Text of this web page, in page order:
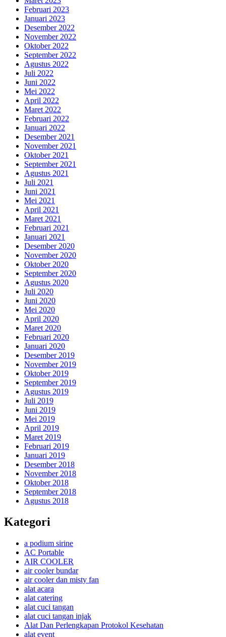
Februari 2023
Januari 2023
Desember 2022
November 2022
Oktober 2022
September 2022
Agustus 2022
Juli 2022
Juni 2022
Mei 2022
April 2022
Maret 2022
Februari 2022
Januari 2022
Desember 2021
November 2021
Oktober 2021
September 2021
Agustus 2021
Juli 2021
Juni 2021
Mei 2021
April 2021
Maret 2021
Februari 2021
Januari 2021
Desember 2020
November 2020
Oktober 2020
September 2020
Agustus 2020
Juli 2020
Juni 2020
Mei 2020
April 2020
Maret 2020
Februari 2020
Januari 2020
Desember 2019
November 2019
Oktober 2019
September 2019
Agustus 2019
Juli 2019
Juni 2019
Mei 2019
April 2019
Maret 2019
Februari 2019
Januari 2019
Desember 2018
November 2018
Oktober 2018
September 2018
Agustus 2018
Kategori
a podium sirine
AC Portable
AIR COOLER
air cooler bundar
air cooler dan misty fan
alat acara
alat catering
alat cuci tangan
alat cuci tangan injak
Alat Dan Perlengkapan Protokol Kesehatan
alat event